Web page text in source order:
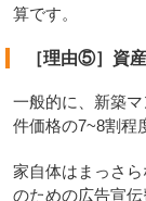
算です。
［理由⑤］資
一般的に、新築
件価格の7~8割程
家自体はまっさ
のための広告宣